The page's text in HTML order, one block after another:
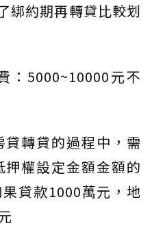
綁約期再轉貸比較划
：5000~10000元不
轉貸的過程中，需
權設定金額金額的
貸款1000萬元，地